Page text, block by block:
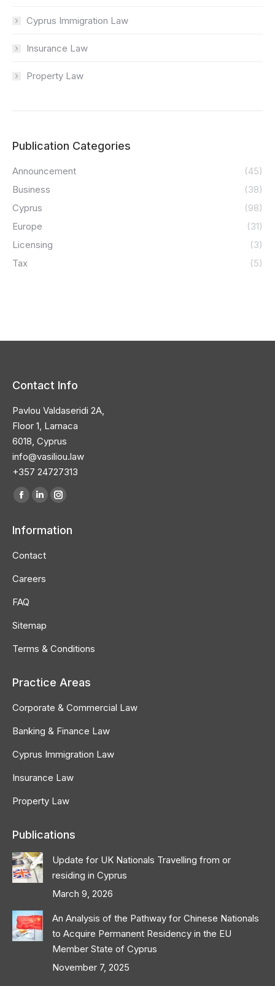
Cyprus Immigration Law
Insurance Law
Property Law
Publication Categories
Announcement
(45)
Business
(38)
Cyprus
(98)
Europe
(31)
Licensing
(3)
Tax
(5)
Contact Info
Pavlou Valdaseridi 2A,
Floor 1, Larnaca
6018, Cyprus
info@vasiliou.law
+357 24727313
Find us on:
Information
Contact
Careers
FAQ
Sitemap
Terms & Conditions
Practice Areas
Corporate & Commercial Law
Banking & Finance Law
Cyprus Immigration Law
Insurance Law
Property Law
Publications
Update for UK Nationals Travelling from or
residing in Cyprus
March 9, 2026
An Analysis of the Pathway for Chinese Nationals
to Acquire Permanent Residency in the EU
Member State of Cyprus
November 7, 2025